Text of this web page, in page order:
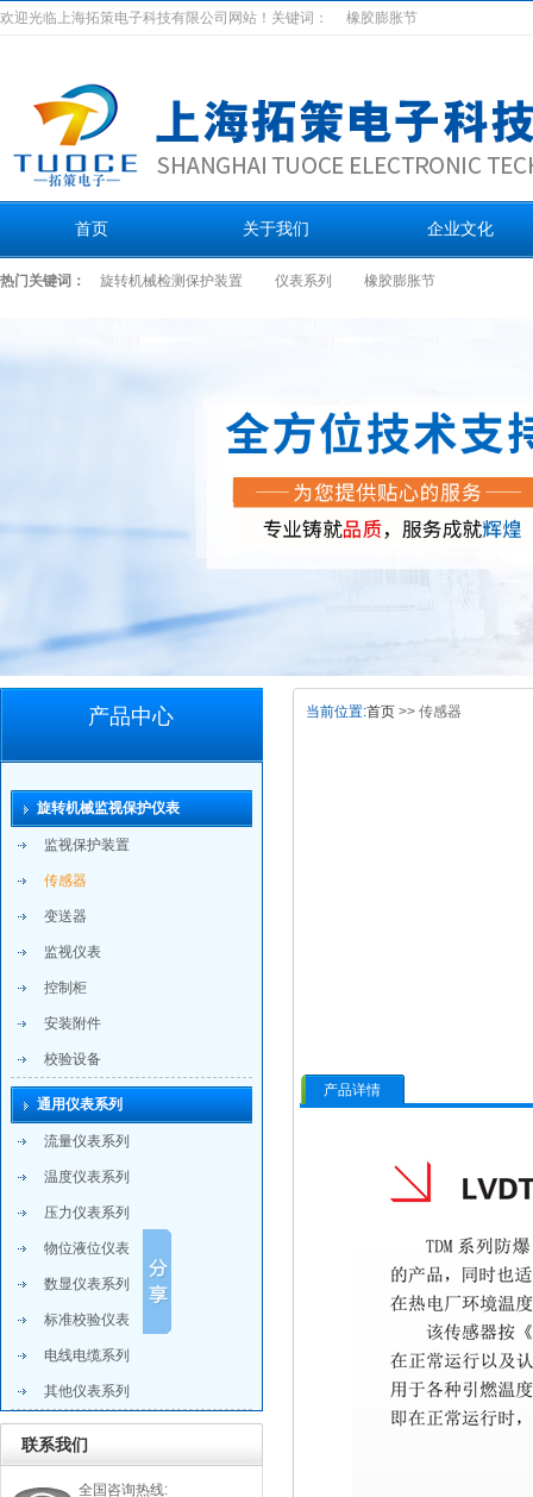
欢迎光临上海拓策电子科技有限公司网站！关键词： 橡胶膨胀节
首页 关于我们 企业文化
热门关键词： 旋转机械检测保护装置 仪表系列 橡胶膨胀节
产品中心
旋转机械监视保护仪表
监视保护装置
传感器
变送器
监视仪表
控制柜
安装附件
校验设备
通用仪表系列
流量仪表系列
温度仪表系列
压力仪表系列
物位液位仪表
数显仪表系列
标准校验仪表
电线电缆系列
其他仪表系列
联系我们
全国咨询热线:
当前位置:首页 >> 传感器
产品详情